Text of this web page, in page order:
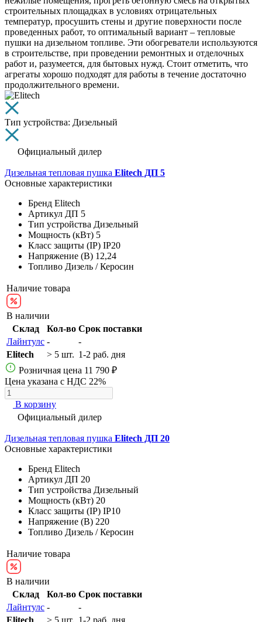
строительных площадках в условиях отрицательных
температур, просушить стены и другие поверхности после
проведенных работ, то оптимальный вариант – тепловые
пушки на дизельном топливе. Эти обогреватели используются
в строительстве, при проведении ремонтных и отделочных
работ и, разумеется, для бытовых нужд. Стоит отметить, что
агрегаты хорошо подходят для работы в течение достаточно
продолжительного времени.
Тип устройства: Дизельный
Официальный дилер
Дизельная тепловая пушка Elitech ДП 5
Основные характеристики
Бренд Elitech
Артикул ДП 5
Тип устройства Дизельный
Мощность (кВт) 5
Класс защиты (IP) IP20
Напряжение (В) 12,24
Топливо Дизель / Керосин
Наличие товара
В наличии
Склад
Кол-во Срок поставки
Лайнтулс -
-
Elitech
> 5 шт. 1-2 раб. дня
Розничная цена 11 790 ₽
Цена указана с НДС 22%
В корзину
Официальный дилер
Дизельная тепловая пушка Elitech ДП 20
Основные характеристики
Бренд Elitech
Артикул ДП 20
Тип устройства Дизельный
Мощность (кВт) 20
Класс защиты (IP) IP10
Напряжение (В) 220
Топливо Дизель / Керосин
Наличие товара
В наличии
Склад
Кол-во Срок поставки
Лайнтулс -
-
Elitech
> 5 шт. 1-2 раб. дня